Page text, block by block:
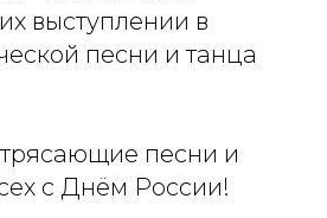
выступлении в
песни и танца
песни и
с Днём России!